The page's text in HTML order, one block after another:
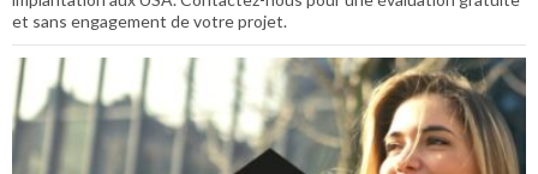
et sans engagement de votre projet.